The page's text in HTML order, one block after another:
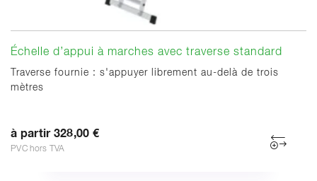
Échelle d’appui à marches avec traverse standard
Traverse fournie : s'appuyer librement au-delà de trois
mètres
à partir 328,00 €
PVC hors TVA